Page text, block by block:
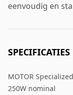
eenvoudig en
SPECIFICATIES
MOTOR
250W nominal